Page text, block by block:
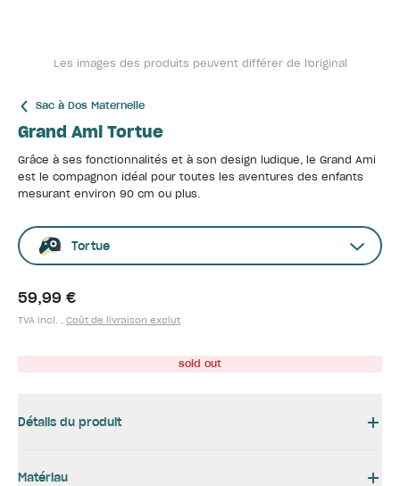
Les images des produits peuvent différer de l'original
Sac à Dos Maternelle
Grand Ami Tortue
Grâce à ses fonctionnalités et à son design ludique, le Grand Ami
est le compagnon idéal pour toutes les aventures des enfants
mesurant environ 90 cm ou plus.
Tortue
59,99 €
TVA incl. , Coût de livraison exclut
sold out
Détails du produit
Matériau